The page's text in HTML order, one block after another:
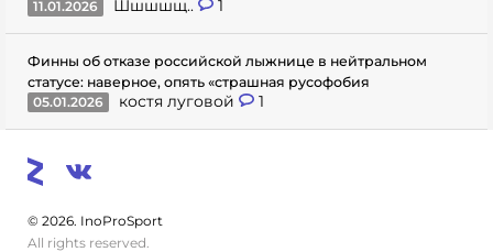
11.01.2026
Шшшшщ.. 1
Финны об отказе российской лыжнице в нейтральном
статусе: наверное, опять «страшная русофобия
05.01.2026
костя луговой 1
© 2026. InoProSport
All rights reserved.